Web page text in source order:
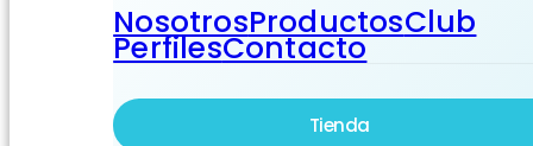
NosotrosProductosClub
PerfilesContacto
Tienda